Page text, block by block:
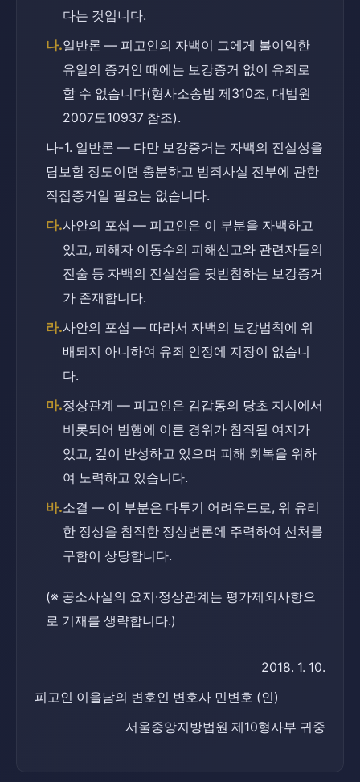
다는 것입니다.
나.일반론 — 피고인의 자백이 그에게 불이익한
유일의 증거인 때에는 보강증거 없이 유죄로
할 수 없습니다(형사소송법 제310조, 대법원
2007도10937 참조).
나-1. 일반론 — 다만 보강증거는 자백의 진실성을
담보할 정도이면 충분하고 범죄사실 전부에 관한
직접증거일 필요는 없습니다.
다.사안의 포섭 — 피고인은 이 부분을 자백하고
있고, 피해자 이동수의 피해신고와 관련자들의
진술 등 자백의 진실성을 뒷받침하는 보강증거
가 존재합니다.
라.사안의 포섭 — 따라서 자백의 보강법칙에 위
배되지 아니하여 유죄 인정에 지장이 없습니
다.
마.정상관계 — 피고인은 김갑동의 당초 지시에서
비롯되어 범행에 이른 경위가 참작될 여지가
있고, 깊이 반성하고 있으며 피해 회복을 위하
여 노력하고 있습니다.
바.소결 — 이 부분은 다투기 어려우므로, 위 유리
한 정상을 참작한 정상변론에 주력하여 선처를
구함이 상당합니다.
(※ 공소사실의 요지·정상관계는 평가제외사항으
로 기재를 생략합니다.)
2018. 1. 10.
피고인 이을남의 변호인 변호사 민변호 (인)
서울중앙지방법원 제10형사부 귀중